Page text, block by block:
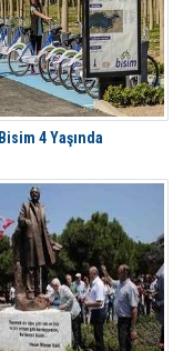
Bisim 4 Yaşında